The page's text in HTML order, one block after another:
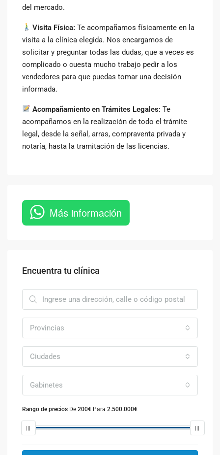
del mercado.
Visita Física: Te acompañamos físicamente en la
visita a la clínica elegida. Nos encargamos de
solicitar y preguntar todas las dudas, que a veces es
complicado o cuesta mucho trabajo pedir a los
vendedores para que puedas tomar una decisión
informada.
Acompañamiento en Trámites Legales:Te
acompañamos en la realización de todo el trámite
legal, desde la señal, arras, compraventa privada y
notaría, hasta la tramitación de las licencias.
Más información
Encuentra tu clínica
Provincias
Ciudades
Gabinetes
Rango de precios De 200€ Para 2.500.000€